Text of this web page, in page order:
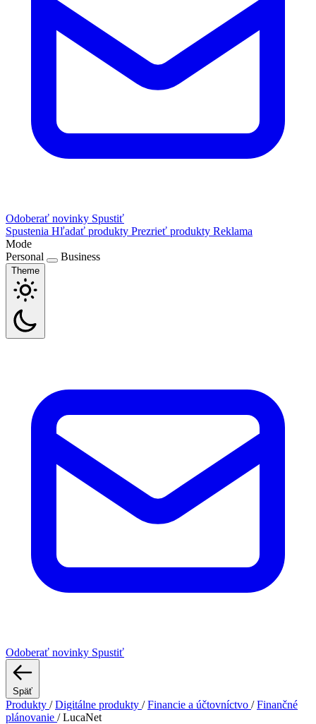
Odoberať novinky Spustiť
Spustenia Hľadať produkty Prezrieť produkty Reklama
Mode
Personal
Business
Theme
Odoberať novinky Spustiť
Späť
Produkty / Digitálne produkty / Financie a účtovníctvo / Finančné
plánovanie / LucaNet